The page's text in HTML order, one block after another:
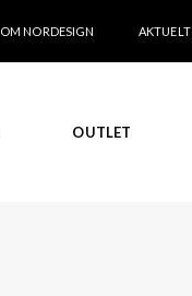
OM NORDESIGN AKTUELT
OUTLET